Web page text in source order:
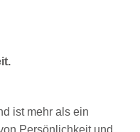
ist mehr als ein
Persönlichkeit und